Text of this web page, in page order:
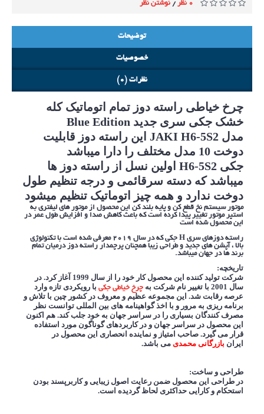
0 نظر / نوشتن نظر
توضیحات
خصوصیات
نظرات (0)
چرخ خیاطی راسته دوز تمام اتوماتیک کله
خشک جکی سری جدید Blue Edition
مدل
JAKI H6-5S2 این راسته دوز قابلیت
دوخت 10 مدل مختلف را دارا میباشد
جکی H6-5S2 اولین نسل از راسته دوز ها
میباشد که دسته سرقائمی و درجه تنظیم طول
دوخت ندارد و همه چیز اتوماتیک تنظیم میشود
موتور سیستم نخ قطع کن و پایه بلند کن این محصول از موتور های لیفتری به
استپر موتور تغییر پیدا کرده است که باعث کاهش صدا و افزایش طول عمر در
این محصول شده است
راسته دوزهای سری H جکی که در سال 2019 معرفی شده است با تکنولوژی
بالا ، آپشن های جدید و طراحی زیبا همچنان پرچمدار راسته دوز درمیان تمام
برند ها در جهان میباشد.
تاریخچه:
شرکت تولید کننده این محصول کار خود را از سال 1999 آغاز کرد. در
سال 2001 با تغییر نام شرکت به
چرخ خیاطی جکی با رویکردی تازه وارد
عرصه رقابت شد. این مجموعه عظیم و معروف در کشور چین با تلاش و
برنامه ریزی به مرور و با اخذ گواهینامه های بین المللی توانست نظر
مصرف کنندگان بسیاری را در سراسر جهان به خود جلب کند. هم اکنون
این محصول در سراسر جهان و در کاربردهای گوناگون مورد استفاده
قرار می گیرد. صاحب امتیاز و نماینده انحصاری این محصول در
ایران بازرگانی محمدی می باشد.
طراحی و ساخت:
در طراحی این محصول ضمن رعایت اصول زیبایی و کاربرپسند بودن
استحکام و کارایی حداکثری لحاظ گردیده است.